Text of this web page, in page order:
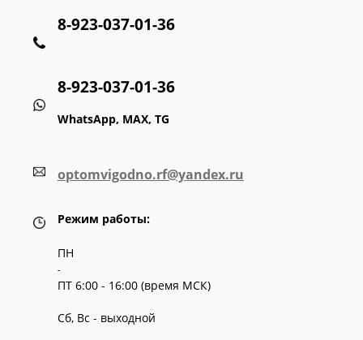
8-923-037-01-36
8-923-037-01-36
WhatsApp, MAX, TG
optomvigodno.rf@yandex.ru
Режим работы:
ПН
-
ПТ 6:00 - 16:00 (время МСК)
Сб, Вс - выходной